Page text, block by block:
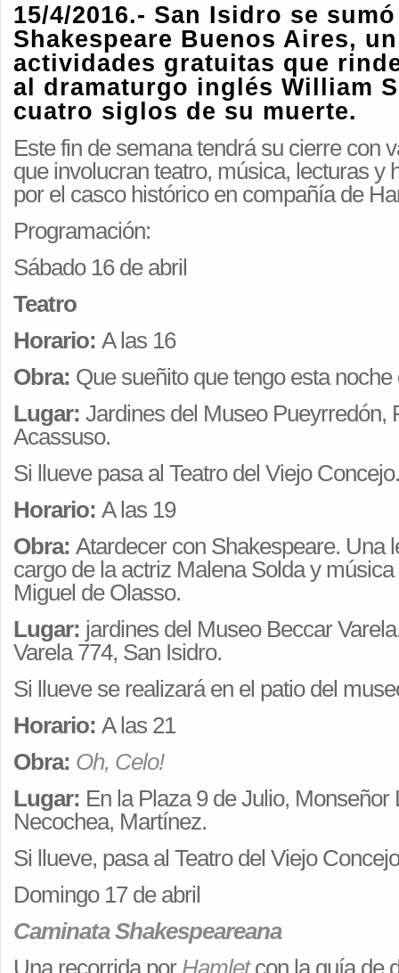
15/4/2016.- San Isidro se
Shakespeare Buenos Aires,
actividades gratuitas que
al dramaturgo inglés William
cuatro siglos de su muerte.
Este fin de semana tendrá su cierre con
que involucran teatro, música, lecturas y
por el casco histórico en compañía de
Programación:
Sábado 16 de abril
Teatro
Horario: A las 16
Obra: Que sueñito que tengo esta
Lugar: Jardines del Museo Pueyrredón,
Acassuso.
Si llueve pasa al Teatro del Viejo Concejo.
Horario: A las 19
Obra: Atardecer con Shakespeare. Una
cargo de la actriz Malena Solda y
Miguel de Olasso.
Lugar: jardines del Museo Beccar
Varela 774, San Isidro.
Si llueve se realizará en el patio del
Horario: A las 21
Obra: Oh, Celo!
Lugar: En la Plaza 9 de Julio, Monseñor
Necochea, Martínez.
Si llueve, pasa al Teatro del Viejo
Domingo 17 de abril
Caminata Shakespeareana
Una recorrida por Hamletcon la guía de